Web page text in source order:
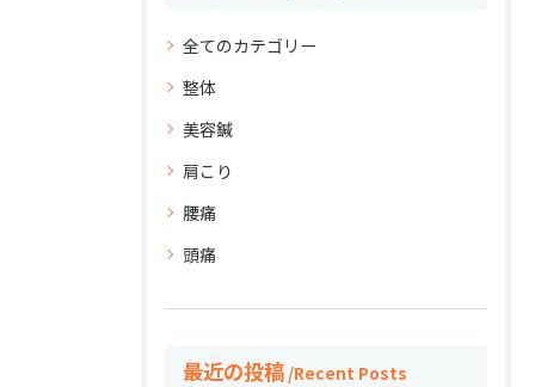
全てのカテゴリー
整体
美容鍼
肩こり
腰痛
頭痛
最近の投稿 Recent Posts